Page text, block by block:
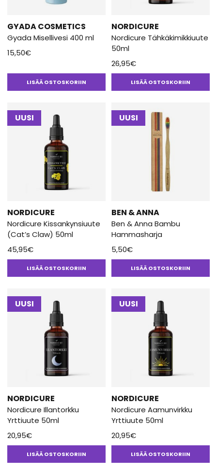
GYADA COSMETICS
Gyada Misellivesi 400 ml
15,50€
LISÄÄ OSTOSKORIIN
NORDICURE
Nordicure Tähkäkimikkiuute
50ml
26,95€
LISÄÄ OSTOSKORIIN
UUSI
NORDICURE
Nordicure Kissankynsiuute
(Cat’s Claw) 50ml
45,95€
LISÄÄ OSTOSKORIIN
UUSI
BEN & ANNA
Ben & Anna Bambu
Hammasharja
5,50€
LISÄÄ OSTOSKORIIN
UUSI
NORDICURE
Nordicure Illantorkku
Yrttiuute 50ml
20,95€
LISÄÄ OSTOSKORIIN
UUSI
NORDICURE
Nordicure Aamunvirkku
Yrttiuute 50ml
20,95€
LISÄÄ OSTOSKORIIN